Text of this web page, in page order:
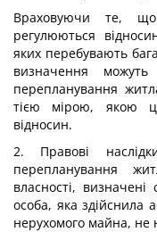
Враховуючи те,
регулюються
яких перебувають
визначення можуть
перепланування
тією мірою, якою
відносин.
2. Правові
перепланування
власності, визначені
особа, яка здійснила
нерухомого майна, не